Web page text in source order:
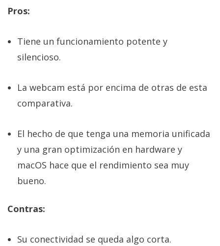
Pros:
Tiene un funcionamiento potente y
silencioso.
La webcam está por encima de otras de esta
comparativa.
El hecho de que tenga una memoria unificada
y una gran optimización en hardware y
macOS hace que el rendimiento sea muy
bueno.
Contras:
Su conectividad se queda algo corta.